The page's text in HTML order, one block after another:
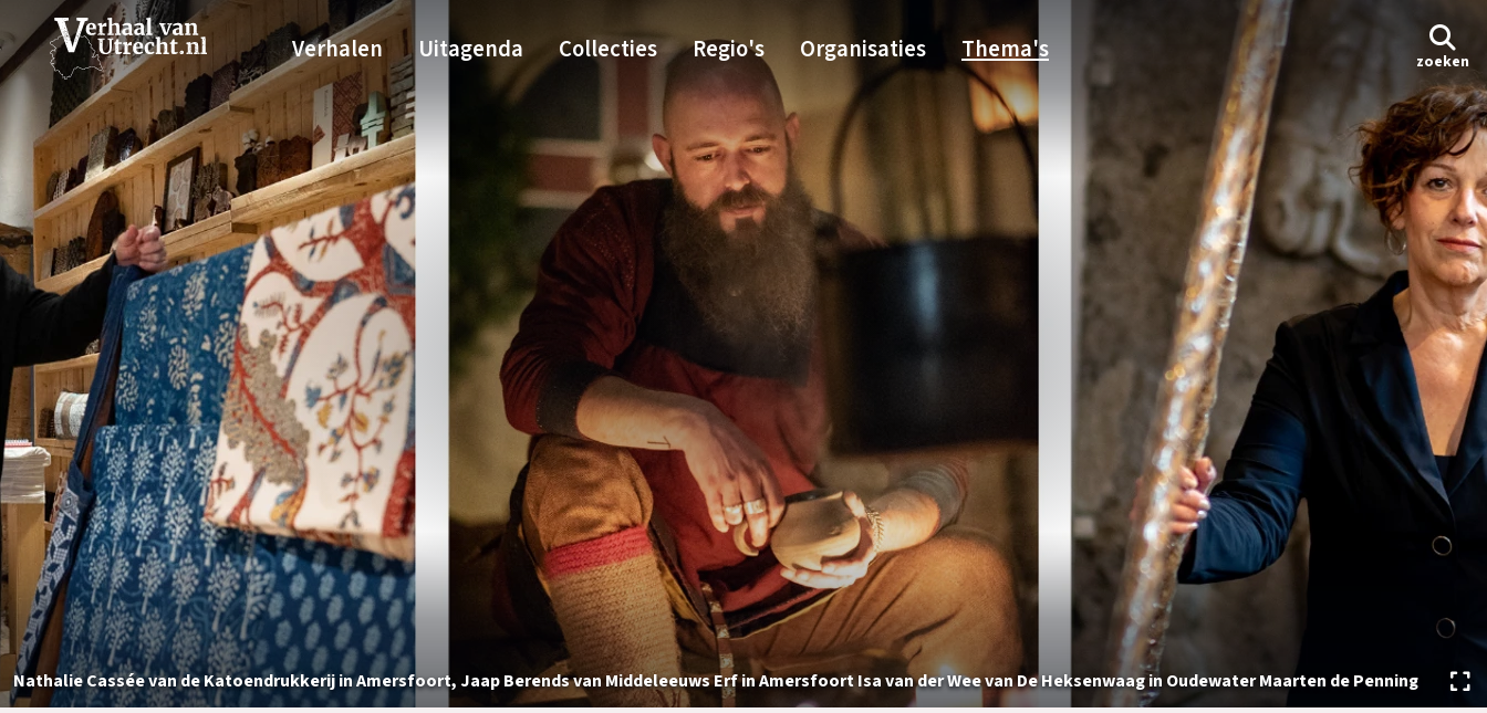
zoeken
Verhalen Uitagenda Collecties Regio's Organisaties Thema's
Nathalie Cassée van de Katoendrukkerij in Amersfoort, Jaap Berends van Middeleeuws Erf in Amersfoort Isa van der Wee van De Heksenwaag in OudewaterMaarten de Penning